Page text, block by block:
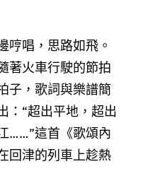
唱，思路如飛。
著火車行駛的節拍
子，歌詞與樂譜簡
：“超出平地，超出
……”這首《歌頌內
回津的列車上趁熱